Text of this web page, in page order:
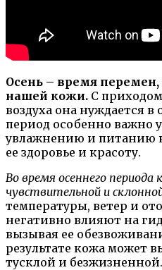
Осень – время
нашей кожи. С
воздуха она нуждается в
период особенно важно
увлажнению и питанию
ее здоровье и красоту.
Во время осеннего
чувствительной и
температуры, ветер и
негативно влияют на
вызывая ее
результате кожа может
тусклой и безжизненной.